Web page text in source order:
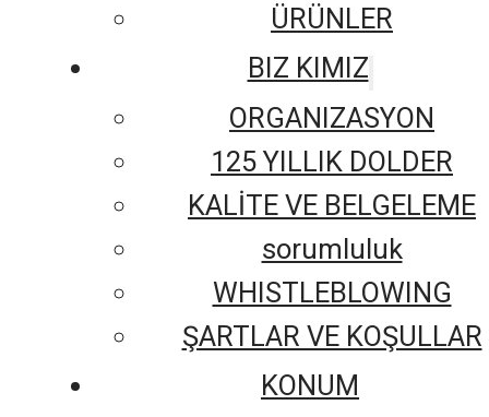
ÜRÜNLER
BIZ KIMIZ
ORGANIZASYON
125 YILLIK DOLDER
KALİTE VE BELGELEME
sorumluluk
WHISTLEBLOWING
ŞARTLAR VE KOŞULLAR
KONUM